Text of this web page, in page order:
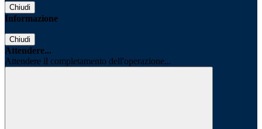
Chiudi
Informazione
Chiudi
Attendere...
Attendere il completamento dell'operazione...